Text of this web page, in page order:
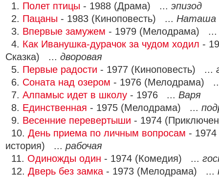
1. Полет птицы - 1988 (Драма) ... эпизод
2. Пацаны - 1983 (Киноповесть) ... Наташа
3. Впервые замужем - 1979 (Мелодрама)
4. Как Иванушка-дурачок за чудом ходил -
Сказка) ... дворовая
5. Первые радости - 1977 (Киноповесть) ...
6. Соната над озером - 1976 (Мелодрама)
7. Алпамыс идет в школу - 1976 ... Варя
8. Единственная - 1975 (Мелодрама) ...
9. Весенние перевертыши - 1974
10. День приема по личным вопросам -
история) ... рабочая
11. Одиножды один - 1974 (Комедия) ...
12. Дверь без замка - 1973 (Мелодрама) ...